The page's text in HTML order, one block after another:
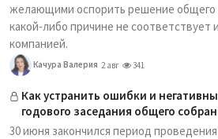
желающими оспорить решение общего
какой-либо причине не соответствует
компанией.
Качура Валерия 2 авг 341
Как устранить ошибки и
годового заседания общего
30 июня закончился период